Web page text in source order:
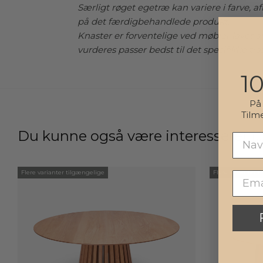
Særligt røget egetræ kan variere i farve,
på det færdigbehandlede produkt.
Knaster er forventelige ved møbler lavet
vurderes passer bedst til det specifikke
Du kunne også være interesseret
Flere varianter tilgængelige Flere varianter
På